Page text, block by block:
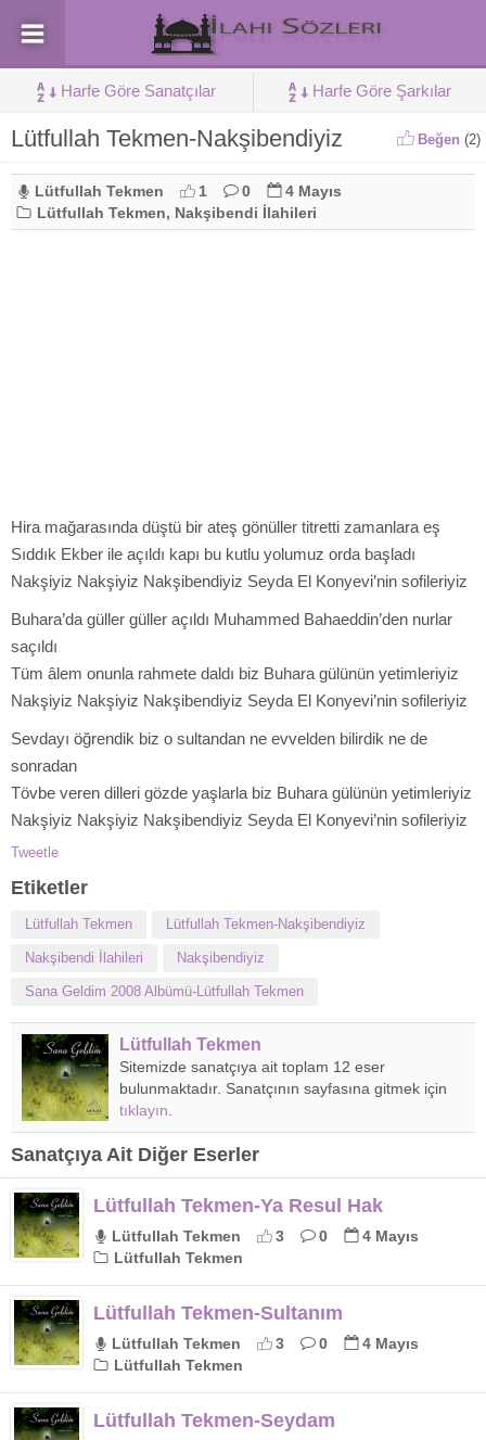
Harfe Göre Sanatçılar Harfe Göre Şarkılar
Lütfullah Tekmen-Nakşibendiyiz Beğen (2)
Lütfullah Tekmen 1 0
4 Mayıs
Lütfullah Tekmen, Nakşibendi İlahileri
Hira mağarasında düştü bir ateş gönüller titretti zamanlara eş
Sıddık Ekber ile açıldı kapı bu kutlu yolumuz orda başladı
Nakşiyiz Nakşiyiz Nakşibendiyiz Seyda El Konyevi’nin sofileriyiz
Buhara’da güller güller açıldı Muhammed Bahaeddin’den nurlar
saçıldı
Tüm âlem onunla rahmete daldı biz Buhara gülünün yetimleriyiz
Nakşiyiz Nakşiyiz Nakşibendiyiz Seyda El Konyevi’nin sofileriyiz
Sevdayı öğrendik biz o sultandan ne evvelden bilirdik ne de
sonradan
Tövbe veren dilleri gözde yaşlarla biz Buhara gülünün yetimleriyiz
Nakşiyiz Nakşiyiz Nakşibendiyiz Seyda El Konyevi’nin sofileriyiz
Tweetle
Etiketler
Lütfullah Tekmen Lütfullah Tekmen-Nakşibendiyiz
Nakşibendi İlahileri Nakşibendiyiz
Sana Geldim 2008 Albümü-Lütfullah Tekmen
Lütfullah Tekmen
Sitemizde sanatçıya ait toplam 12 eser
bulunmaktadır. Sanatçının sayfasına gitmek için
tıklayın
Sanatçıya Ait Diğer Eserler
Lütfullah Tekmen-Ya Resul Hak
Lütfullah Tekmen 3 0
4 Mayıs
Lütfullah Tekmen
Lütfullah Tekmen-Sultanım
Lütfullah Tekmen 3 0
4 Mayıs
Lütfullah Tekmen
Lütfullah Tekmen-Seydam